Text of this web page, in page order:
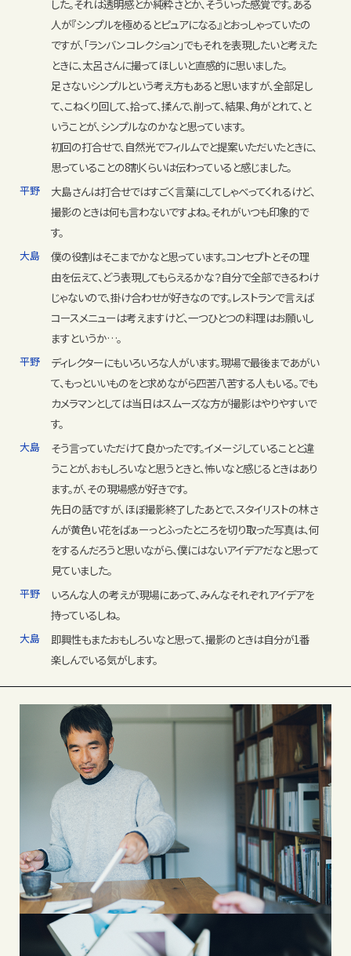
した。それは透明感とか純粋さとか、そういった感覚です。ある
人が『シンプルを極めるとピュアになる』とおっしゃっていたの
ですが、「ランバン コレクション」でもそれを表現したいと考えた
ときに、太呂さんに撮ってほしいと直感的に思いました。
足さないシンプルという考え方もあると思いますが、全部足し
て、こねくり回して、拾って、揉んで、削って、結果、角がとれて、と
いうことが、シンプルなのかなと思っています。
初回の打合せで、自然光でフィルムでと提案いただいたときに、
思っていることの8割くらいは伝わっていると感じました。
平野
大島さんは打合せではすごく言葉にしてしゃべってくれるけど、
撮影のときは何も言わないですよね。それがいつも印象的で
す。
大島
僕の役割はそこまでかなと思っています。コンセプトとその理
由を伝えて、どう表現してもらえるかな？自分で全部できるわけ
じゃないので、掛け合わせが好きなのです。レストランで言えば
コースメニューは考えますけど、一つひとつの料理はお願いし
ますというか…。
平野
ディレクターにもいろいろな人がいます。現場で最後まであがい
て、もっといいものをと求めながら四苦八苦する人もいる。でも
カメラマンとしては当日はスムーズな方が撮影はやりやすいで
す。
大島
そう言っていただけて良かったです。イメージしていることと違
うことが、おもしろいなと思うときと、怖いなと感じるときはあり
ます。が、その現場感が好きです。
先日の話ですが、ほぼ撮影終了したあとで、スタイリストの林さ
んが黄色い花をばぁーっとふったところを切り取った写真は、何
をするんだろうと思いながら、僕にはないアイデアだなと思って
見ていました。
平野
いろんな人の考えが現場にあって、みんなそれぞれアイデアを
持っているしね。
大島
即興性もまたおもしろいなと思って、撮影のときは自分が1番
楽しんでいる気がします。